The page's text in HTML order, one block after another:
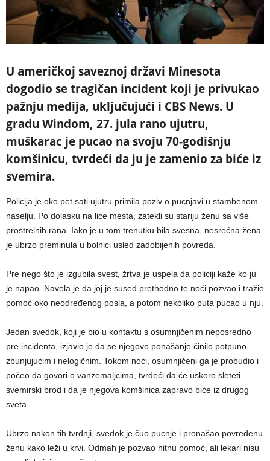
U američkoj saveznoj državi Minesota
dogodio se tragičan incident koji je privukao
pažnju medija, uključujući i CBS News. U
gradu Windom, 27. jula rano ujutru,
muškarac je pucao na svoju 70-godišnju
komšinicu, tvrdeći da ju je zamenio za biće iz
svemira.
Policija je oko pet sati ujutru primila poziv o pucnjavi u stambenom
naselju. Po dolasku na lice mesta, zatekli su stariju ženu sa više
prostrelnih rana. Iako je u tom trenutku bila svesna, nesrećna žena
je ubrzo preminula u bolnici usled zadobijenih povreda.
Pre nego što je izgubila svest, žrtva je uspela da policiji kaže ko ju
je napao. Navela je da joj je sused prethodno te noći pozvao i tražio
pomoć oko neodređenog posla, a potom nekoliko puta pucao u nju.
Jedan svedok, koji je bio u kontaktu s osumnjičenim neposredno
pre incidenta, izjavio je da se njegovo ponašanje činilo potpuno
zbunjujućim i nelogičnim. Tokom noći, osumnjičeni ga je probudio i
počeo da govori o vanzemaljcima, tvrdeći da će uskoro sleteti
svemirski brod i da je njegova komšinica zapravo biće iz drugog
sveta.
Ubrzo nakon tih tvrdnji, svedok je čuo pucnje i pronašao povređenu
ženu kako leži u krvi. Odmah je pozvao hitnu pomoć, ali lekari nisu